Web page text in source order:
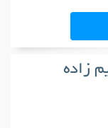
زاده